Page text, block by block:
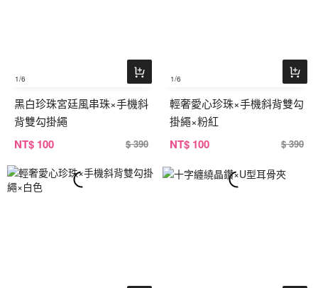
1/6
黑白珍珠宮廷風串珠×手機斜
背雙勾掛繩
NT$ 100 $ 390
1/6
輕奢愛心珍珠×手機斜背雙勾
掛繩×粉紅
NT$ 100 $ 390